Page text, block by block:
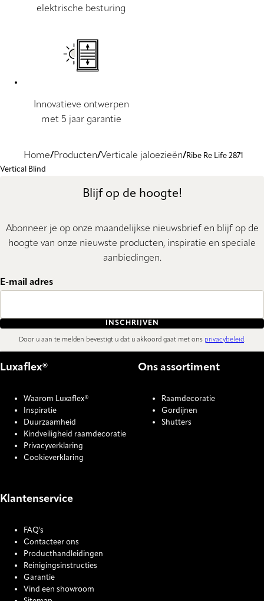
elektrische besturing
Innovatieve ontwerpen
met 5 jaar garantie
Home Producten Verticale jaloezieën
Ribe Re Life 2871
Vertical Blind
Blijf op de hoogte!
Abonneer je op onze maandelijkse nieuwsbrief en blijf op de
hoogte van onze nieuwste producten, inspiratie en speciale
aanbiedingen.
E-mail adres
INSCHRIJVEN
Door u aan te melden bevestigt u dat u akkoord gaat met ons privacybeleid.
Luxaflex®
Waarom Luxaflex®
Inspiratie
Duurzaamheid
Kindveiligheid raamdecoratie
Privacyverklaring
Cookieverklaring
Ons assortiment
Raamdecoratie
Gordijnen
Shutters
Klantenservice
FAQ's
Contacteer ons
Producthandleidingen
Reinigingsinstructies
Garantie
Vind een showroom